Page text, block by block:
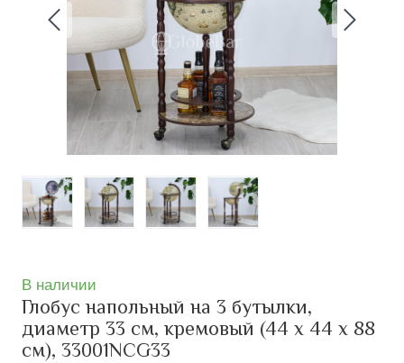
В наличии
Глобус напольный на 3 бутылки,
диаметр 33 см, кремовый (44 х 44 х 88
см), 33001NCG33